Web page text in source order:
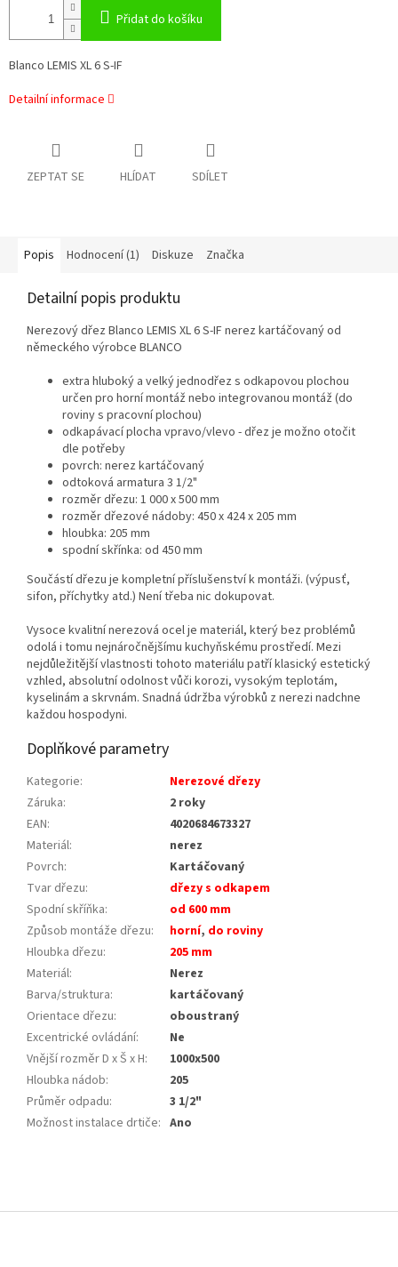
Přidat do košíku
Blanco LEMIS XL 6 S-IF
Detailní informace
ZEPTAT SE HLÍDAT SDÍLET
Popis Hodnocení (1) Diskuze Značka
Detailní popis produktu
Nerezový dřez Blanco LEMIS XL 6 S-IF nerez kartáčovaný od
německého výrobce BLANCO
extra hluboký a velký jednodřez s odkapovou plochou
určen pro horní montáž nebo integrovanou montáž (do
roviny s pracovní plochou)
odkapávací plocha vpravo/vlevo - dřez je možno otočit
dle potřeby
povrch: nerez kartáčovaný
odtoková armatura 3 1/2"
rozměr dřezu: 1 000 x 500 mm
rozměr dřezové nádoby: 450 x 424 x 205 mm
hloubka: 205 mm
spodní skřínka: od 450 mm
Součástí dřezu je kompletní příslušenství k montáži. (výpusť,
sifon, příchytky atd.) Není třeba nic dokupovat.
Vysoce kvalitní nerezová ocel je materiál, který bez problémů
odolá i tomu nejnáročnějšímu kuchyňskému prostředí. Mezi
nejdůležitější vlastnosti tohoto materiálu patří klasický estetický
vzhled, absolutní odolnost vůči korozi, vysokým teplotám,
kyselinám a skrvnám. Snadná údržba výrobků z nerezi nadchne
každou hospodyni.
Doplňkové parametry
Kategorie:
Nerezové dřezy
Záruka:
2 roky
EAN:
4020684673327
Materiál:
nerez
Povrch:
Kartáčovaný
Tvar dřezu:
dřezy s odkapem
Spodní skříňka:
od 600 mm
Způsob montáže dřezu: horní, do roviny
Hloubka dřezu:
205 mm
Materiál:
Nerez
Barva/struktura:
kartáčovaný
Orientace dřezu:
oboustraný
Excentrické ovládání:
Ne
Vnější rozměr D x Š x H:
1000x500
Hloubka nádob:
205
Průměr odpadu:
3 1/2"
Možnost instalace drtiče: Ano
á